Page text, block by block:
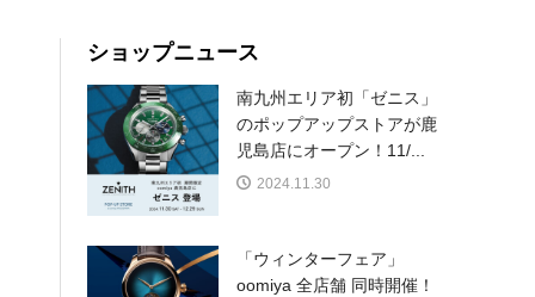
ショップニュース
南九州エリア初「ゼニス」
のポップアップストアが鹿
児島店にオープン！11/...
2024.11.30
「ウィンターフェア」
oomiya 全店舗 同時開催！